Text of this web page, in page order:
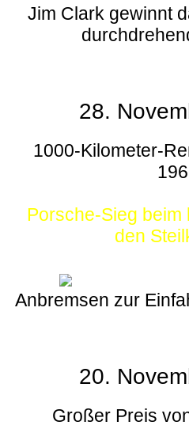
Jim Clark gewinnt
28.
1000-Kilometer-
Porsche-Sieg beim
den
Anbremsen zur
20.
Großer Preis